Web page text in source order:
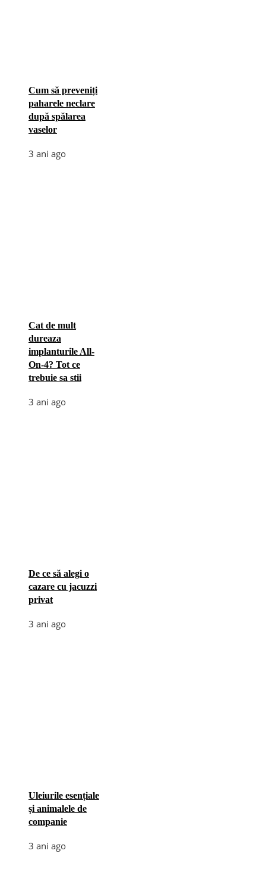
Cum să preveniți
paharele neclare
după spălarea
vaselor
3 ani ago
Cat de mult
dureaza
implanturile All-
On-4? Tot ce
trebuie sa stii
3 ani ago
De ce să alegi o
cazare cu jacuzzi
privat
3 ani ago
Uleiurile esențiale
și animalele de
companie
3 ani ago